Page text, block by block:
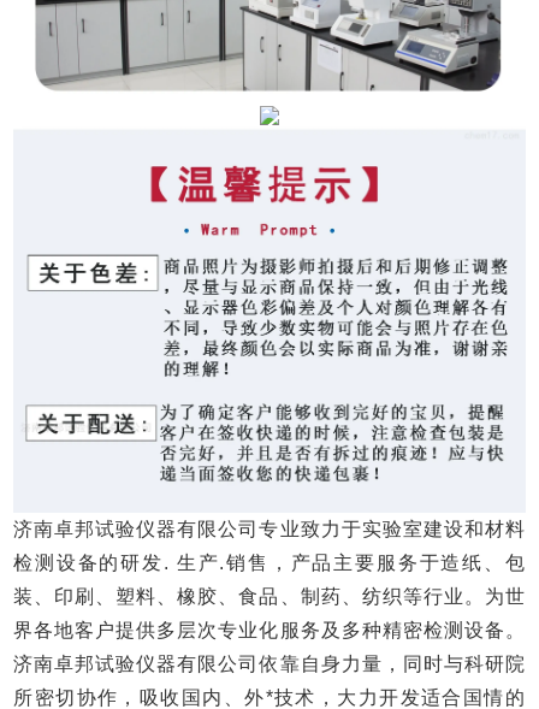
济南卓邦试验仪器有限公司专业致力于实验室建设和材料
检测设备的研发. 生产.销售，产品主要服务于造纸、包
装、印刷、塑料、橡胶、食品、制药、纺织等行业。为世
界各地客户提供多层次专业化服务及多种精密检测设备。
济南卓邦试验仪器有限公司依靠自身力量，同时与科研院
所密切协作，吸收国内、外*技术，大力开发适合国情的